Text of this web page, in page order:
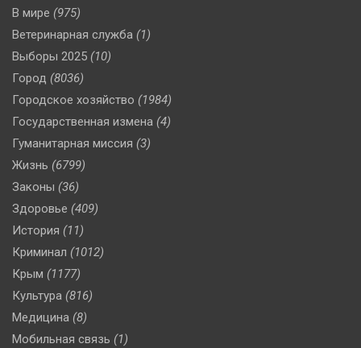
В мире (975)
Ветеринарная служба (1)
Выборы 2025 (10)
Город (8036)
Городское хозяйство (1984)
Государственная измена (4)
Гуманитарная миссия (3)
Жизнь (6799)
Законы (36)
Здоровье (409)
История (11)
Криминал (1012)
Крым (1177)
Культура (816)
Медицина (8)
Мобильная связь (1)